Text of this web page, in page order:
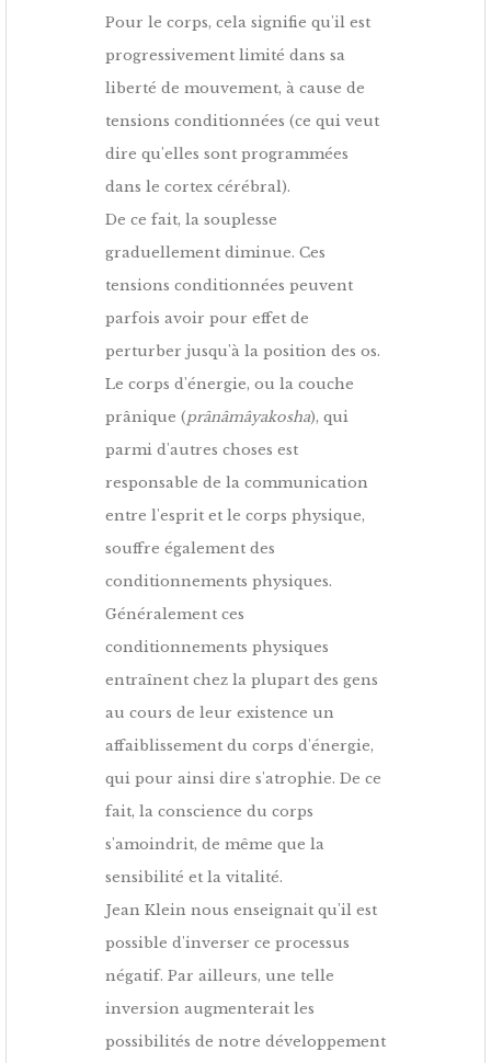
Pour le corps, cela signifie qu'il est
progressivement limité dans sa
liberté de mouvement, à cause de
tensions conditionnées (ce qui veut
dire qu'elles sont programmées
dans le cortex cérébral).
De ce fait, la souplesse
graduellement diminue. Ces
tensions conditionnées peuvent
parfois avoir pour effet de
perturber jusqu'à la position des os.
Le corps d'énergie, ou la couche
prânique (prânâmâyakosha), qui
parmi d'autres choses est
responsable de la communication
entre l'esprit et le corps physique,
souffre également des
conditionnements physiques.
Généralement ces
conditionnements physiques
entraînent chez la plupart des gens
au cours de leur existence un
affaiblissement du corps d'énergie,
qui pour ainsi dire s'atrophie. De ce
fait, la conscience du corps
s'amoindrit, de même que la
sensibilité et la vitalité.
Jean Klein nous enseignait qu'il est
possible d'inverser ce processus
négatif. Par ailleurs, une telle
inversion augmenterait les
possibilités de notre développement